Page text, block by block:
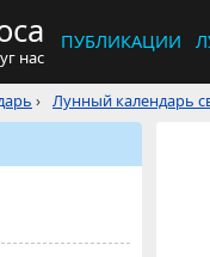
нас
ПУБЛИКАЦИИ
› Лунный календарь